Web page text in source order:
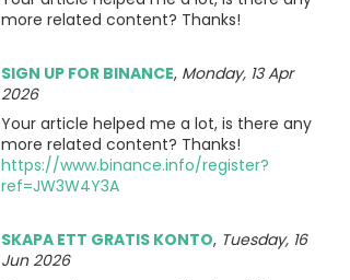
more related content? Thanks!
SIGN UP FOR BINANCE, Monday, 13 Apr
2026
Your article helped me a lot, is there any
more related content? Thanks!
https://www.binance.info/register?
ref=JW3W4Y3A
SKAPA ETT GRATIS KONTO, Tuesday, 16
Jun 2026